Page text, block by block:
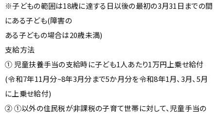
※子どもの範囲は18歳に達する日以後の最初の3月31日までの間
にある子ども(障害の
ある子どもの場合は20歳未満)
支給方法
① 児童扶養手当の支給時に子ども1人あたり1万円上乗せ給付
(令和7年11月分~8年3月分まで5か月分を令和8年1月、3月、5月
に上乗せ給付)
② ①以外の住民税が非課税の子育て世帯に対して、児童手当の